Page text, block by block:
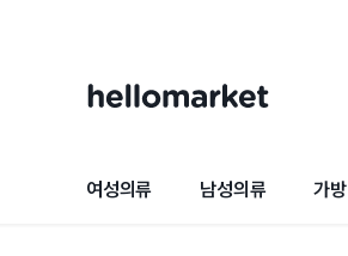
여성의류 남성의류 가방